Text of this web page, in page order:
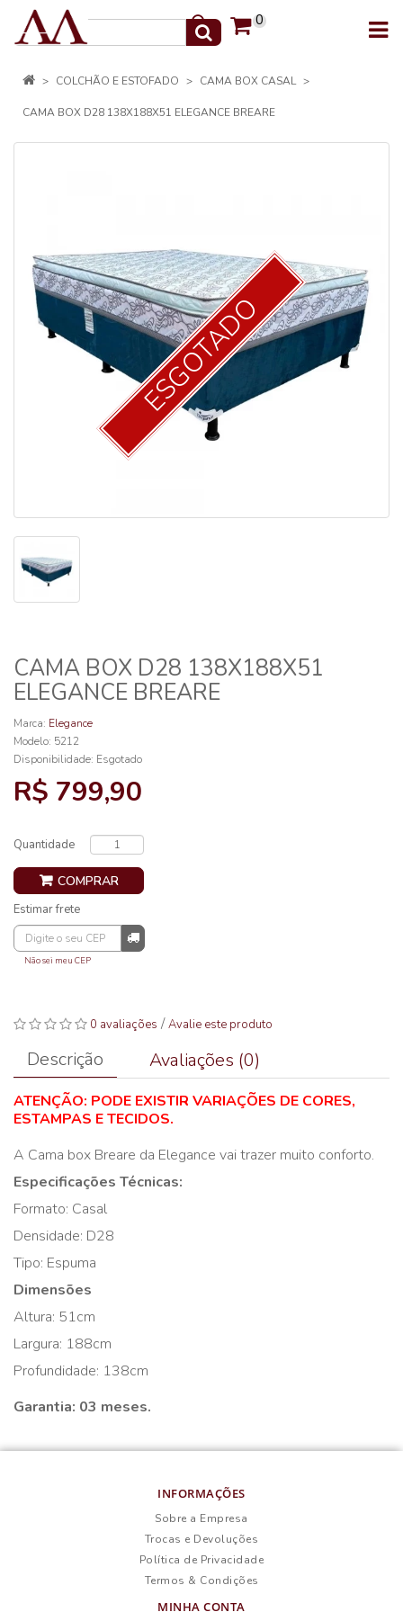
0
COLCHÃO E ESTOFADO CAMA BOX CASAL
CAMA BOX D28 138X188X51 ELEGANCE BREARE
ESGOTADO
CAMA BOX D28 138X188X51
ELEGANCE BREARE
Marca: Elegance
Modelo: 5212
Disponibilidade: Esgotado
R$ 799,90
Quantidade
COMPRAR
Estimar frete
Não sei meu CEP
0 avaliações /Avalie este produto
Descrição Avaliações (0)
ATENÇÃO: PODE EXISTIR VARIAÇÕES DE CORES,
ESTAMPAS E TECIDOS.
A Cama box Breare da Elegance vai trazer muito conforto.
Especificações Técnicas:
Formato: Casal
Densidade: D28
Tipo: Espuma
Dimensões
Altura: 51cm
Largura: 188cm
Profundidade: 138cm
Garantia: 03 meses.
INFORMAÇÕES
Sobre a Empresa
Trocas e Devoluções
Política de Privacidade
Termos & Condições
MINHA CONTA